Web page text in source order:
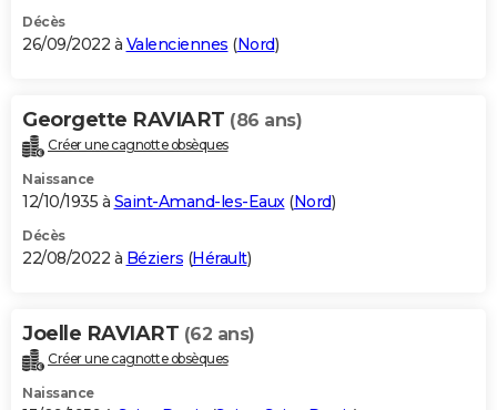
Décès
26/09/2022 à Valenciennes (Nord)
Georgette RAVIART (86 ans)
Créer une cagnotte obsèques
Naissance
12/10/1935 à Saint-Amand-les-Eaux(Nord)
Décès
22/08/2022 à Béziers (Hérault)
Joelle RAVIART (62 ans)
Créer une cagnotte obsèques
Naissance